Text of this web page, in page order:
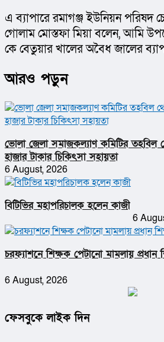
এ ব্যাপারে রমাগঞ্জ ইউনিয়ন পরিষদ
গোলাম মোস্তফা মিয়া বলেন, আমি
কে বেতুয়ার খালের অবৈধ জালের
আরও পড়ুন
ভোলা জেলা সমাজকল্যাণ কমিটির তহবিল
হাজার টাকার চিকিৎসা সহায়তা
6 August, 2026
বিটিভির মহাপরিচালক হলেন কাজী
6
চরফ্যাশনে শিক্ষক পেটানো মামলায়
6 August, 2026
ফেসবুকে লাইক দিন